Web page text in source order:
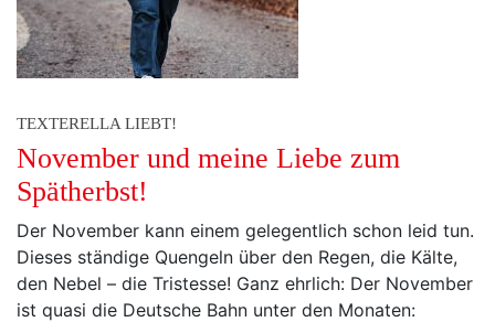
TEXTERELLA LIEBT!
November und meine Liebe zum
Spätherbst!
Der November kann einem gelegentlich schon leid tun.
Dieses ständige Quengeln über den Regen, die Kälte,
den Nebel – die Tristesse! Ganz ehrlich: Der November
ist quasi die Deutsche Bahn unter den Monaten: